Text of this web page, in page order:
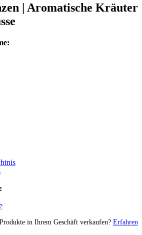
| Aromatische Kräuter
in Ihrem Geschäft verkaufen? Erfahren